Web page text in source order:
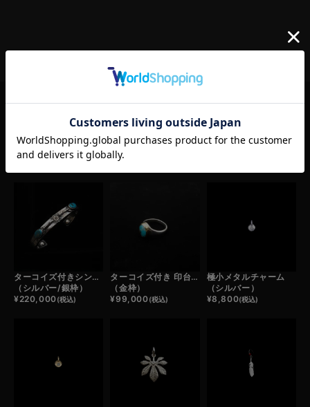
RELATED ITEM
ターコイズ付きシンボルフェザーバングル
（シルバー/銀枠）
¥220,000(税込)
ターコイズ付き 印台リング小
（金枠）
¥99,000(税込)
極小メタルチャーム
（シルバー）
¥8,800(税込)